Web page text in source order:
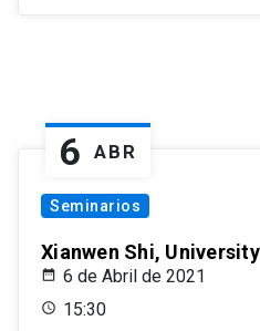
6 ABR
Seminarios
Xianwen Shi,
6 de Abril de 2021
15:30